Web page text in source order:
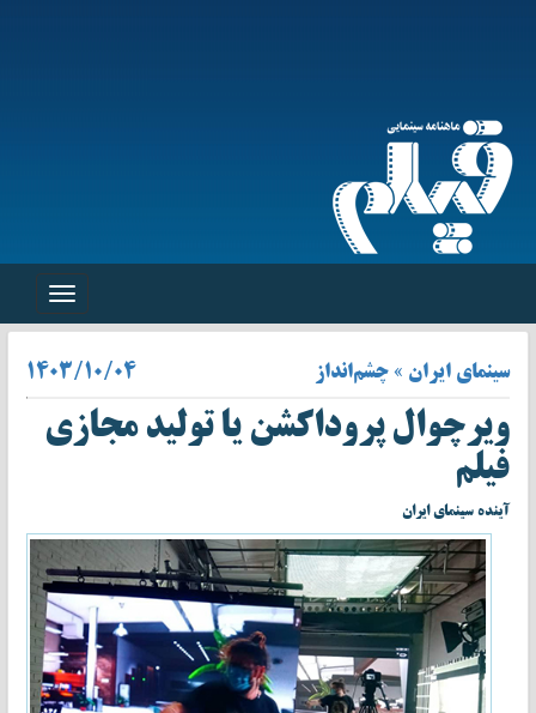
Toggle
سینمای ایران » چشم‌انداز ۱۴۰۳/۱۰/۰۴
ویرچوال پروداکشن یا تولید مجازی
فیلم
آینده سینمای ایران